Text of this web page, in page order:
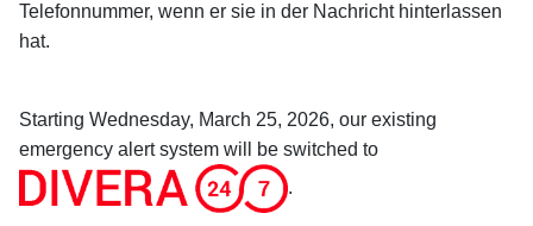
Telefonnummer, wenn er sie in der Nachricht hinterlassen
hat.
Starting Wednesday, March 25, 2026, our existing
emergency alert system will be switched to
.